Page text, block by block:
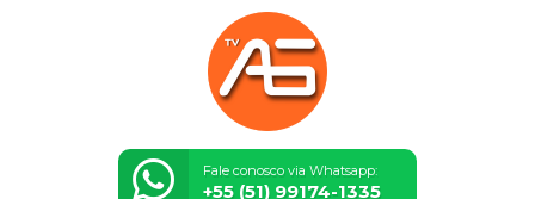
Fale conosco via Whatsapp:
+55 (51) 99174-1335